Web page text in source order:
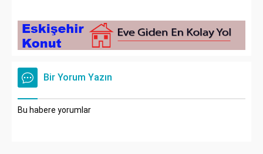
Bir Yorum Yazın
Bu habere yorumlar